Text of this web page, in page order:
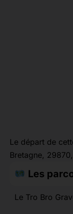
Le départ de
Bretagne,
Les
Le Tro Bro